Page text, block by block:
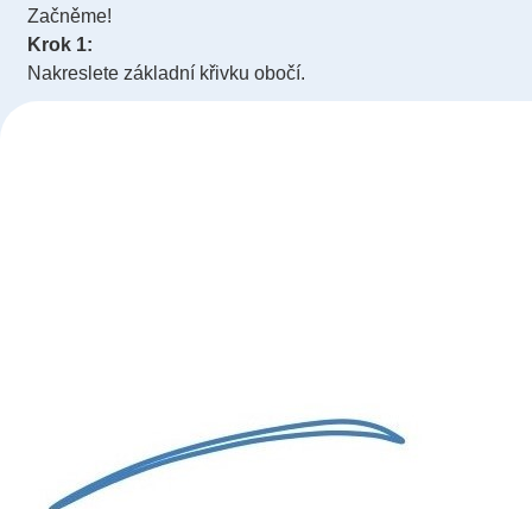
Začněme!
Krok 1:
Nakreslete základní křivku obočí.